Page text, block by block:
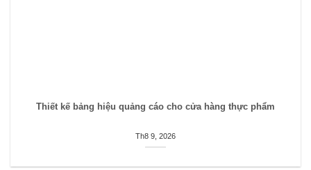
Thiết kế bảng hiệu quảng cáo cho cửa hàng thực phẩm
Th8 9, 2026